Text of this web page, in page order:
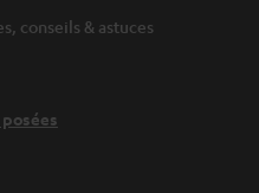
conseils & astuces